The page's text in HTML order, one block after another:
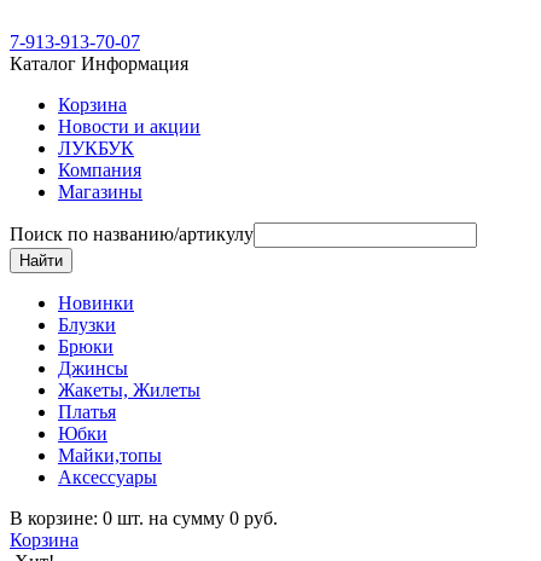
7-913-913-70-07
Каталог Информация
Корзина
Новости и акции
ЛУКБУК
Компания
Магазины
Поиск по названию/артикулу
Новинки
Блузки
Брюки
Джинсы
Жакеты, Жилеты
Платья
Юбки
Майки,топы
Аксессуары
В корзине: 0 шт. на сумму 0 руб.
Корзина